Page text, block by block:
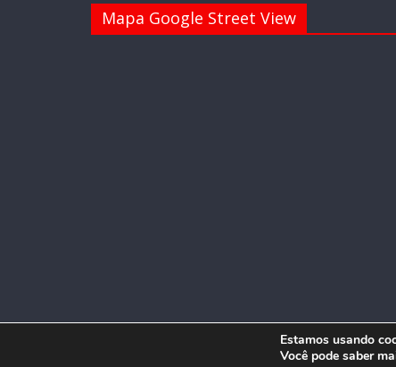
Mapa Google Street View
Estamos usando
Você pode saber